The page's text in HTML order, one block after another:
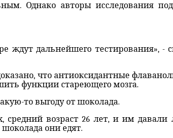
Однако авторы исследования
дальнейшего тестирования», -
что антиоксидантные
функции стареющего мозга.
то выгоду от шоколада.
средний возраст 26 лет, и им
они едят.